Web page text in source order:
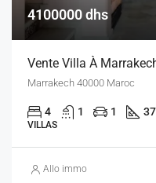
4100000 dhs
Vente Villa À
Marrakech 40000 Maroc
4 1 1
VILLAS
Allo immo